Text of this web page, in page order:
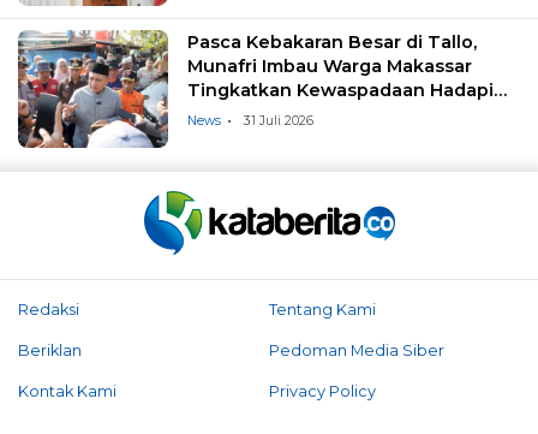
Pasca Kebakaran Besar di Tallo,
Munafri Imbau Warga Makassar
Tingkatkan Kewaspadaan Hadapi
Musim Kemarau
News 31 Juli 2026
Redaksi Tentang Kami
Beriklan Pedoman Media Siber
Kontak Kami Privacy Policy